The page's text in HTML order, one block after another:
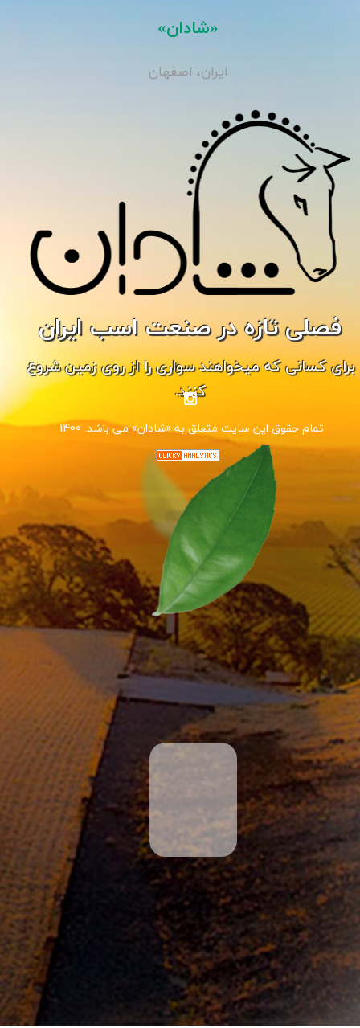
فصلی تازه در صنعت اسب ایران
برای کسانی که میخواهند سواری را از روی زمین شروع
کنند.
1400 .تمام حقوق این سایت متعلق به «شادان» می باشد
«شادان»
ایران، اصفهان